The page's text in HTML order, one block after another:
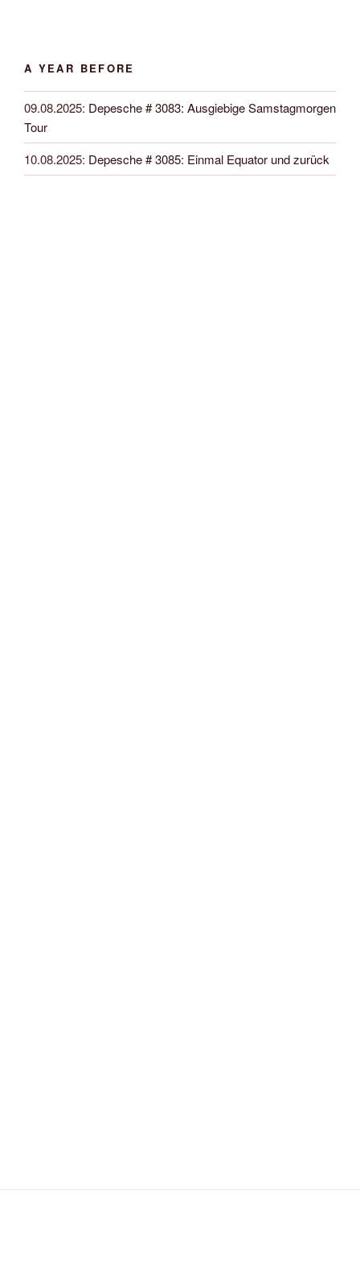
A YEAR BEFORE
09.08.2025: Depesche # 3083: Ausgiebige Samstagmorgen
Tour
10.08.2025: Depesche # 3085: Einmal Equator und zurück